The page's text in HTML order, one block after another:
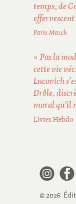
temps, de
Paris Match
« Pas la
cette vie
Lucovich
Drôle,
moral qu’il
Livres Hebdo
© 2026